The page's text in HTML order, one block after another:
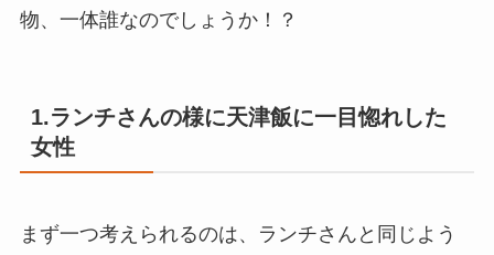
物、一体誰なのでしょうか！？
1.ランチさんの様に天津飯に一目惚れした
女性
まず一つ考えられるのは、ランチさんと同じよう